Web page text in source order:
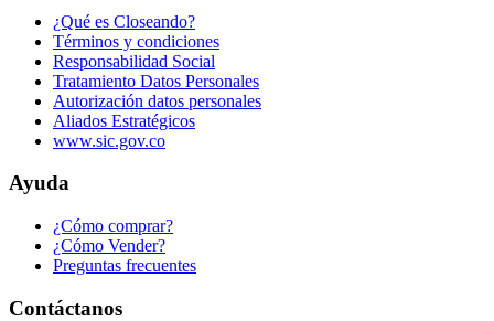
¿Qué es Closeando?
Términos y condiciones
Responsabilidad Social
Tratamiento Datos Personales
Autorización datos personales
Aliados Estratégicos
www.sic.gov.co
Ayuda
¿Cómo comprar?
¿Cómo Vender?
Preguntas frecuentes
Contáctanos